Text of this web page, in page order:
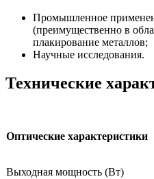
Промышленное
(преимущественно в
плакирование металлов;
Научные исследования.
Технические
Оптические характеристики
Выходная мощность (Вт)